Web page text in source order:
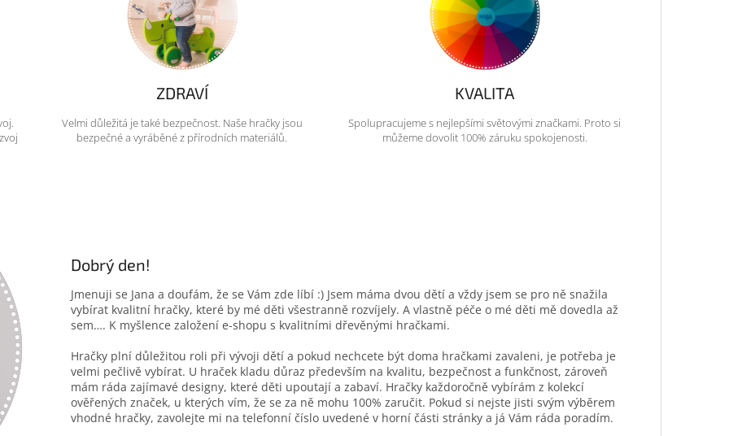
ZDRAVÍ
Velmi důležitá je také bezpečnost. Naše hračky jsou
bezpečné a vyráběné z přírodních materiálů.
KVALITA
Spolupracujeme s nejlepšími světovými značkami. Proto si
můžeme dovolit 100% záruku spokojenosti.
Dobrý den!
Jmenuji se Jana a doufám, že se Vám zde líbí :) Jsem máma dvou dětí a vždy jsem se pro ně snažila
vybírat kvalitní hračky, které by mé děti všestranně rozvíjely. A vlastně péče o mé děti mě dovedla až
sem…. K myšlence založení e-shopu s kvalitními dřevěnými hračkami.
Hračky plní důležitou roli při vývoji dětí a pokud nechcete být doma hračkami zavaleni, je potřeba je
velmi pečlivě vybírat. U hraček kladu důraz především na kvalitu, bezpečnost a funkčnost, zároveň
mám ráda zajímavé designy, které děti upoutají a zabaví. Hračky každoročně vybírám z kolekcí
ověřených značek, u kterých vím, že se za ně mohu 100% zaručit. Pokud si nejste jisti svým výběrem
vhodné hračky, zavolejte mi na telefonní číslo uvedené v horní části stránky a já Vám ráda poradím.